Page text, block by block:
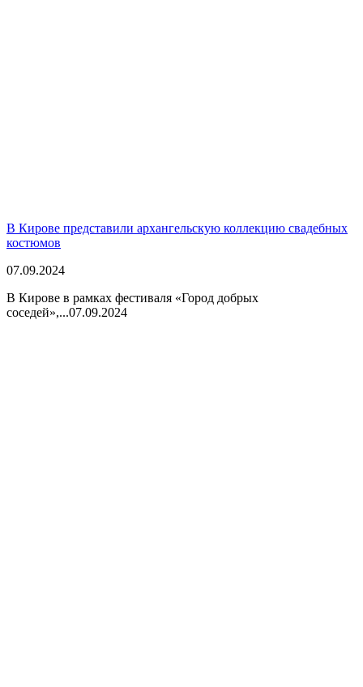
В Кирове представили архангельскую коллекцию свадебных
костюмов
07.09.2024
В Кирове в рамках фестиваля «Город добрых
соседей»,...07.09.2024